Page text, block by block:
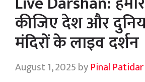
कीजिए देश और
मंदिरों के लाइव दर्शन
August 1, 2025byPinal Patidar